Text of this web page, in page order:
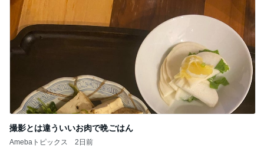
撮影とは違ういいお肉で晩ごはん
Amebaトピックス 2日前